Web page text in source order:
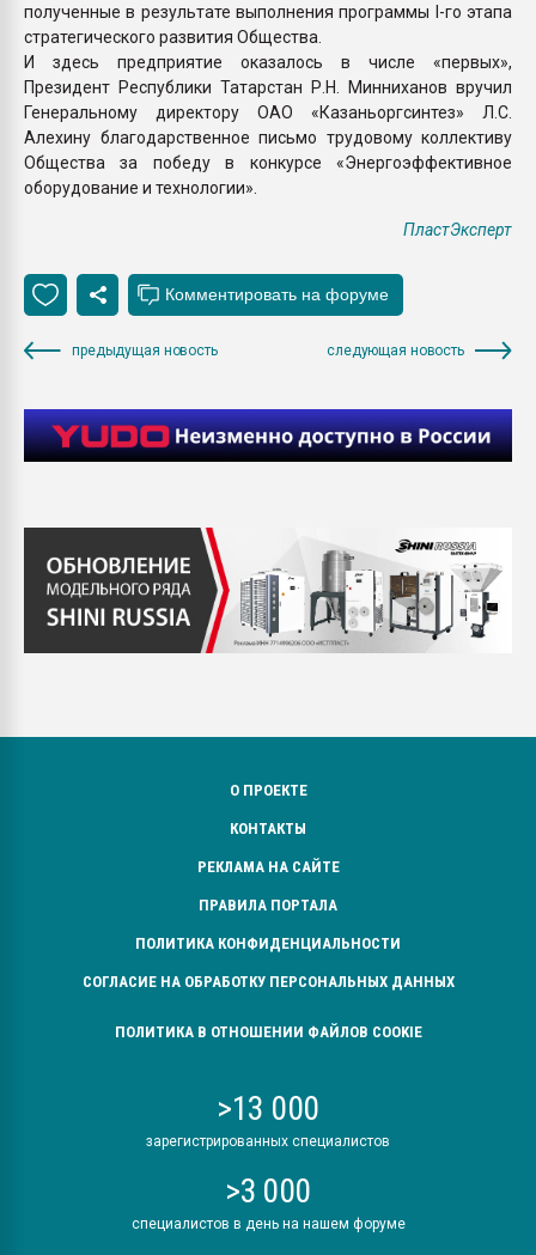
полученные в результате выполнения программы I-го этапа
стратегического развития Общества.
И здесь предприятие оказалось в числе «первых»,
Президент Республики Татарстан Р.Н. Минниханов вручил
Генеральному директору ОАО «Казаньоргсинтез» Л.С.
Алехину благодарственное письмо трудовому коллективу
Общества за победу в конкурсе «Энергоэффективное
оборудование и технологии».
ПластЭксперт
предыдущая новость следующая новость
О ПРОЕКТЕ
КОНТАКТЫ
РЕКЛАМА НА САЙТЕ
ПРАВИЛА ПОРТАЛА
ПОЛИТИКА КОНФИДЕНЦИАЛЬНОСТИ
СОГЛАСИЕ НА ОБРАБОТКУ ПЕРСОНАЛЬНЫХ ДАННЫХ
ПОЛИТИКА В ОТНОШЕНИИ ФАЙЛОВ COOKIE
>13 000
зарегистрированных специалистов
>3 000
специалистов в день на нашем форуме